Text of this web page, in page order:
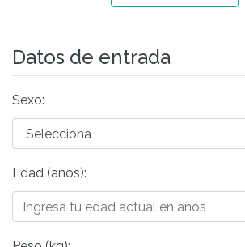
Datos de entrada
Sexo:
Edad (años):